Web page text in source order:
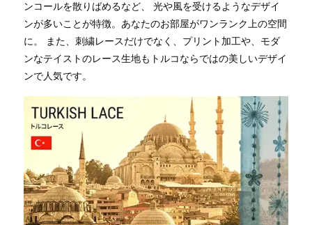
ンコールを散りばめるなど、 光や風を受けるようなデザイ
ンが多いことが特徴。あなたのお部屋がワンランク上の空間
に。 また、刺繍レースだけでなく、プリント加工や、モダ
ンなテイストのレース生地もトルコならではの美しいデザイ
ンで人気です。